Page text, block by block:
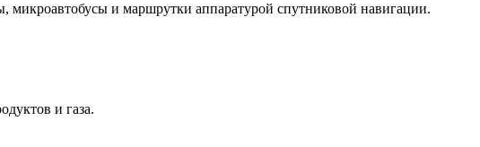
микроавтобусы и маршрутки аппаратурой спутниковой навигации.
и газа.